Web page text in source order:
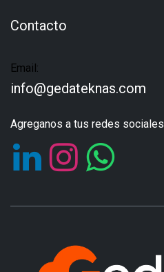
Contacto
Email:
info@gedateknas.com
Agreganos a tus redes sociales